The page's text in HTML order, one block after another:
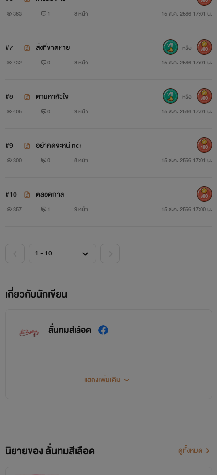
383 1 8 หน้า 15 ส.ค. 2566 17:01 น.
#7 สิ่งที่ขาดหาย
432 0 8 หน้า 15 ส.ค. 2566 17:01 น.
หรือ 300
#8 ตามหาหัวใจ
405 0 9 หน้า 15 ส.ค. 2566 17:01 น.
หรือ 300
#9 อย่าคิดจะหนี nc+
300 0 8 หน้า 15 ส.ค. 2566 17:01 น.
400
#10 ตลอดกาล
357 1 9 หน้า 15 ส.ค. 2566 17:00 น.
300
เกี่ยวกับนักเขียน
ลั่นทมสีเลือด
แสดงเพิ่มเติม
นิยายของ ลั่นทมสีเลือด ดูทั้งหมด